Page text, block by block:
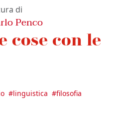
di
Penco
cose con le
#linguistica #filosofia